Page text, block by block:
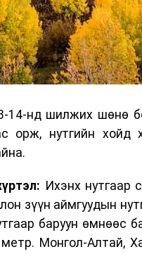
14-нд шилжих шөнө
орж, нутгийн хойд
Ихэнх нутгаар
зүүн аймгуудын
баруун өмнөөс
Монгол-Алтай,